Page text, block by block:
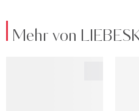
Mehr von